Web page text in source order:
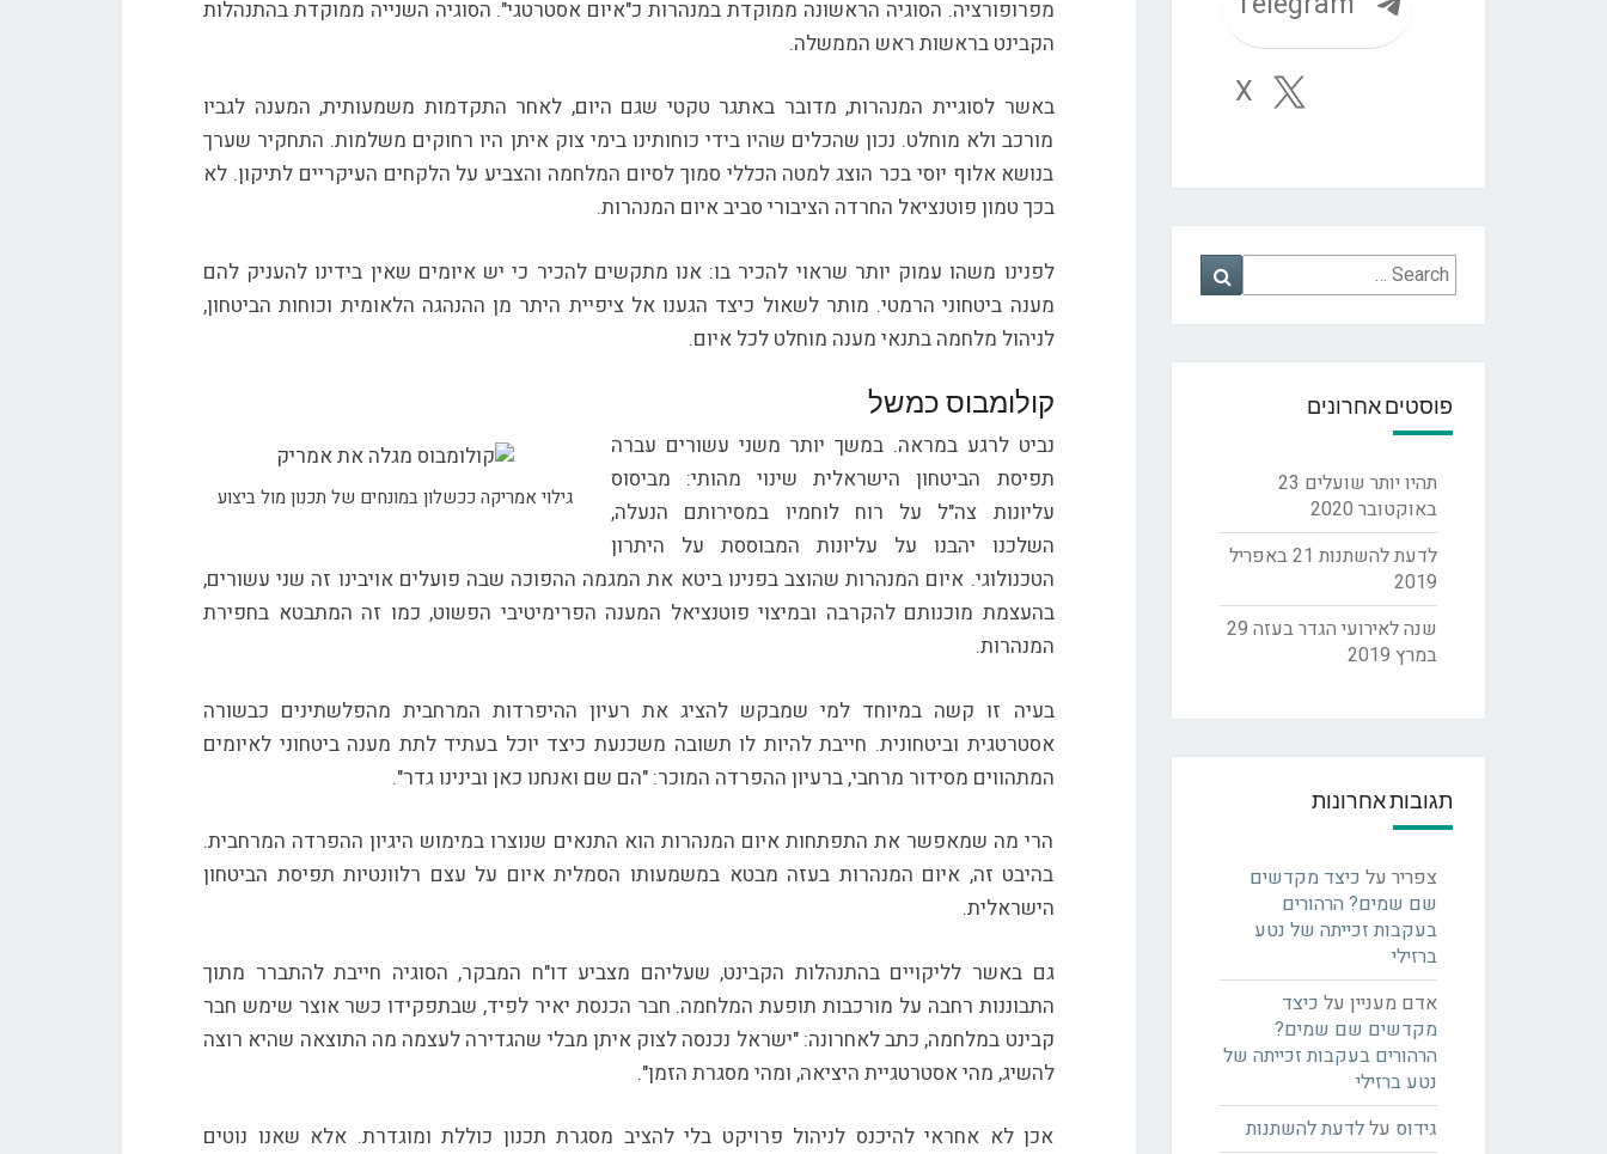
מפרופורציה. הסוגיה הראשונה ממוקדת במנהרות כ"איום אסטרטגי". הסוגיה השנייה ממוקדת בהתנהלות
הקבינט בראשות ראש הממשלה.
באשר לסוגיית המנהרות, מדובר באתגר טקטי שגם היום, לאחר התקדמות משמעותית, המענה לגביו
מורכב ולא מוחלט. נכון שהכלים שהיו בידי כוחותינו בימי צוק איתן היו רחוקים משלמות. התחקיר שערך
בנושא אלוף יוסי בכר הוצג למטה הכללי סמוך לסיום המלחמה והצביע על הלקחים העיקריים לתיקון. לא
בכך טמון פוטנציאל החרדה הציבורי סביב איום המנהרות.
לפנינו משהו עמוק יותר שראוי להכיר בו: אנו מתקשים להכיר כי יש איומים שאין בידינו להעניק להם
מענה ביטחוני הרמטי. מותר לשאול כיצד הגענו אל ציפיית היתר מן ההנהגה הלאומית וכוחות הביטחון,
לניהול מלחמה בתנאי מענה מוחלט לכל איום.
קולומבוס כמשל
גילוי אמריקה ככשלון במונחים של תכנון מול ביצוע
נביט לרגע במראה. במשך יותר משני עשורים עברה
תפיסת הביטחון הישראלית שינוי מהותי: מביסוס
עליונות צה"ל על רוח לוחמיו במסירותם הנעלה,
השלכנו יהבנו על עליונות המבוססת על היתרון
הטכנולוגי. איום המנהרות שהוצב בפנינו ביטא את המגמה ההפוכה שבה פועלים אויבינו זה שני עשורים,
בהעצמת מוכנותם להקרבה ובמיצוי פוטנציאל המענה הפרימיטיבי הפשוט, כמו זה המתבטא בחפירת
המנהרות.
בעיה זו קשה במיוחד למי שמבקש להציג את רעיון ההיפרדות המרחבית מהפלשתינים כבשורה
אסטרטגית וביטחונית. חייבת להיות לו תשובה משכנעת כיצד יוכל בעתיד לתת מענה ביטחוני לאיומים
המתהווים מסידור מרחבי, ברעיון ההפרדה המוכר: "הם שם ואנחנו כאן ובינינו גדר".
הרי מה שמאפשר את התפתחות איום המנהרות הוא התנאים שנוצרו במימוש היגיון ההפרדה המרחבית.
בהיבט זה, איום המנהרות בעזה מבטא במשמעותו הסמלית איום על עצם רלוונטיות תפיסת הביטחון
הישראלית.
גם באשר לליקויים בהתנהלות הקבינט, שעליהם מצביע דו"ח המבקר, הסוגיה חייבת להתברר מתוך
התבוננות רחבה על מורכבות תופעת המלחמה. חבר הכנסת יאיר לפיד, שבתפקידו כשר אוצר שימש חבר
קבינט במלחמה, כתב לאחרונה: "ישראל נכנסה לצוק איתן מבלי שהגדירה לעצמה מה התוצאה שהיא רוצה
להשיג, מהי אסטרטגיית היציאה, ומהי מסגרת הזמן".
אכן לא אחראי להיכנס לניהול פרויקט בלי להציב מסגרת תכנון כוללת ומוגדרת. אלא שאנו נוטים
X
Search
for:
פוסטים אחרונים
תהיו יותר שועלים 23
באוקטובר 2020
לדעת להשתנות
21 באפריל
2019
שנה לאירועי הגדר בעזה 29
במרץ 2019
תגובות אחרונות
צפריר על כיצד מקדשים
שם שמים? הרהורים
בעקבות זכייתה של נטע
ברזילי
אדם מעניין על כיצד
מקדשים שם שמים?
הרהורים בעקבות זכייתה של
נטע ברזילי
גידוס עללדעת להשתנות